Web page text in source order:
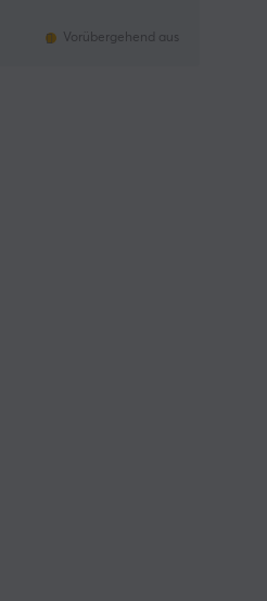
Vorübergehend aus